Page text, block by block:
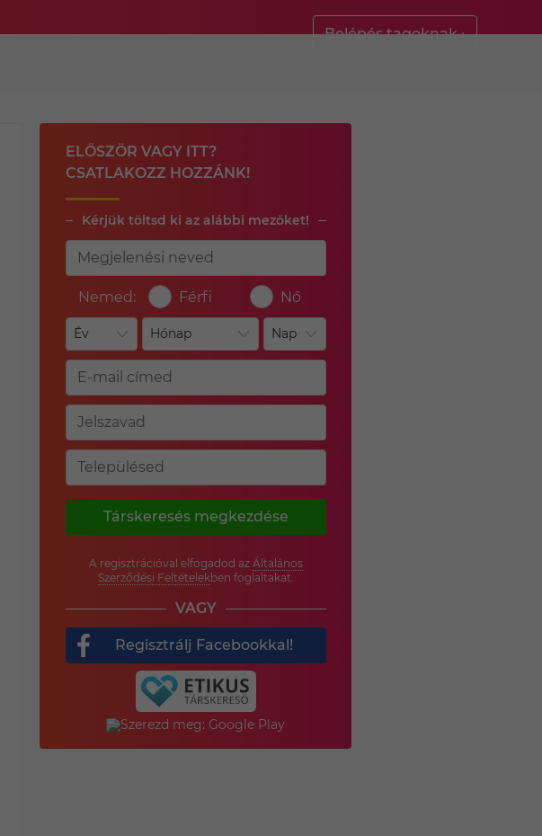
Belépés tagoknak ›
ELŐSZÖR VAGY ITT?
CSATLAKOZZ HOZZÁNK!
Kérjük töltsd ki az alábbi mezőket!
Nemed: Férfi Nő
Társkeresés megkezdése
A regisztrációval elfogadod az Általános
Szerződési Feltételekben foglaltakat.
VAGY
Regisztrálj Facebookkal!